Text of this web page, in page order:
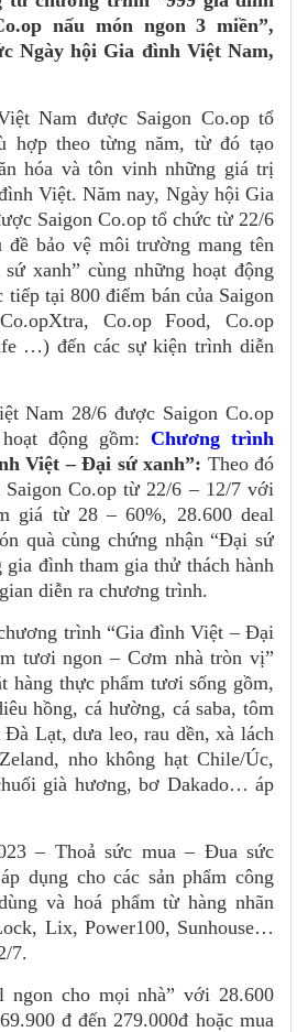
nấu món ngon 3 miền”,
Ngày hội Gia đình Việt Nam,
Nam được Saigon Co.op tổ
hợp theo từng năm, từ đó tạo
hóa và tôn vinh những giá trị
Việt. Năm nay, Ngày hội Gia
Saigon Co.op tổ chức từ 22/6
đề bảo vệ môi trường mang tên
xanh” cùng những hoạt động
tại 800 điểm bán của Saigon
Co.op Food, Co.op
…) đến các sự kiện trình diễn
Nam 28/6 được Saigon Co.op
động gồm: Chương trình
Việt – Đại sứ xanh”: Theo đó
Saigon Co.op từ 22/6 – 12/7 với
giá từ 28 – 60%, 28.600 deal
quà cùng chứng nhận “Đại sứ
gia đình tham gia thử thách hành
diễn ra chương trình.
trình “Gia đình Việt – Đại
tươi ngon – Cơm nhà tròn vị”
hàng thực phẩm tươi sống gồm,
hồng, cá hường, cá saba, tôm
Lạt, dưa leo, rau dền, xà lách
nho không hạt Chile/Úc,
già hương, bơ Dakado… áp
– Thoả sức mua – Đua sức
dụng cho các sản phẩm công
và hoá phẩm từ hàng nhãn
Lix, Power100, Sunhouse…
7.
ngon cho mọi nhà” với 28.600
đ đến 279.000đ hoặc mua